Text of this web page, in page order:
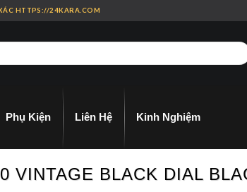
HTTPS://24KARA.COM
Phụ Kiện Liên Hệ Kinh Nghiệm
VINTAGE BLACK DIAL